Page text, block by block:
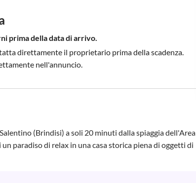
prima della data di arrivo.
direttamente il proprietario prima della scadenza.
nell'annuncio.
(Brindisi) a soli 20 minuti dalla spiaggia dell'Area
paradiso di relax in una casa storica piena di oggetti di